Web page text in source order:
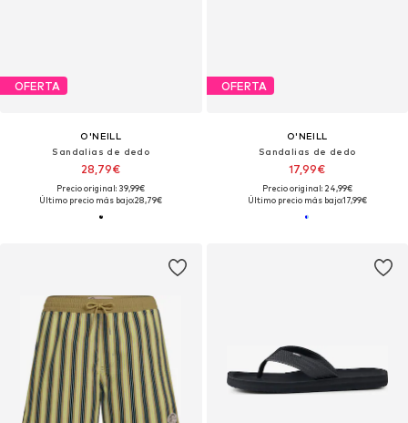
OFERTA
O'NEILL
Sandalias de dedo
28,79€
Precio original: 39,99€
Último precio más bajo:28,79€
OFERTA
O'NEILL
Sandalias de dedo
17,99€
Precio original: 24,99€
Último precio más bajo:17,99€